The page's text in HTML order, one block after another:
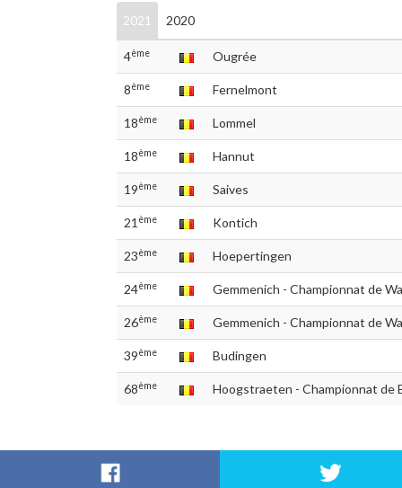
2021 2020
4ème Ougrée
8ème Fernelmont
18ème Lommel
18ème Hannut
19ème Saives
21 ème Kontich
23ème Hoepertingen
24ème Gemmenich - Championnat de
26ème Gemmenich - Championnat de
39ème Budingen
68ème Hoogstraeten - Championnat de